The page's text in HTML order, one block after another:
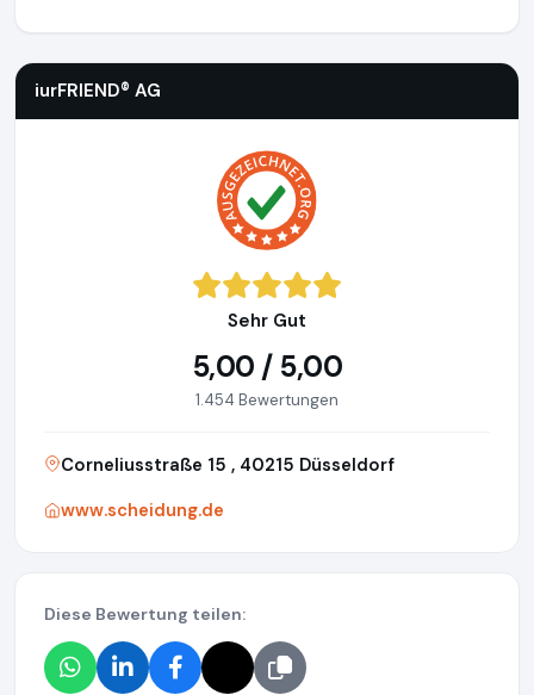
iurFRIEND® AG
Sehr Gut
5,00 / 5,00
1.454 Bewertungen
Corneliusstraße 15 , 40215 Düsseldorf
www.scheidung.de
Diese Bewertung teilen: